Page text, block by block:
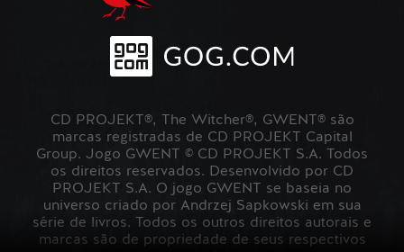
CD PROJEKT®, The Witcher®, GWENT® são
marcas registradas de CD PROJEKT Capital
Group. Jogo GWENT © CD PROJEKT S.A. Todos
os direitos reservados. Desenvolvido por CD
PROJEKT S.A. O jogo GWENT se baseia no
universo criado por Andrzej Sapkowski em sua
série de livros. Todos os outros direitos autorais e
marcas são de propriedade de seus respectivos